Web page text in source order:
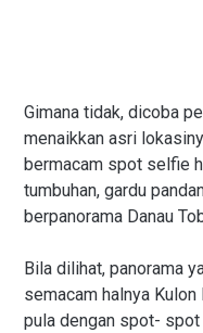
Gimana tidak, dicoba
menaikkan asri
bermacam spot selfie
tumbuhan, gardu
berpanorama Danau
Bila dilihat, panorama
semacam halnya
pula dengan spot-